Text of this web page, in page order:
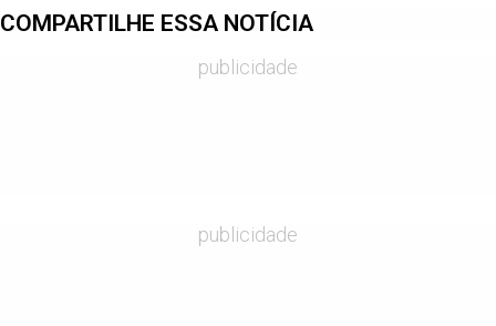
COMPARTILHE ESSA NOTÍCIA
publicidade
publicidade